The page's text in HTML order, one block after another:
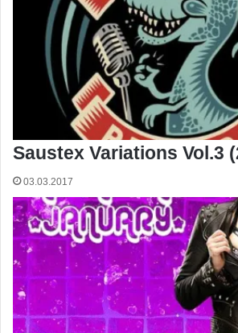
Saustex Variations Vol.3
03.03.2017